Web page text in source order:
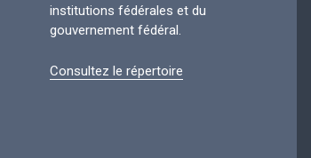
institutions fédérales et du
gouvernement fédéral.
Consultez le répertoire